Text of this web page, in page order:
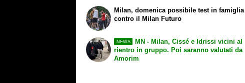
Milan, domenica possibile test in famiglia
contro il Milan Futuro
NEWS
MN - Milan, Cissé e Idrissi vicini al
rientro in gruppo. Poi saranno valutati da
Amorim